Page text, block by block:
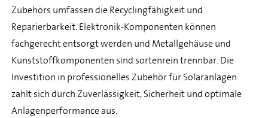
Zubehörs umfassen die Recyclingfähigkeit und
Reparierbarkeit. Elektronik-Komponenten können
fachgerecht entsorgt werden und Metallgehäuse und
Kunststoffkomponenten sind sortenrein trennbar. Die
Investition in professionelles Zubehör für Solaranlagen
zahlt sich durch Zuverlässigkeit, Sicherheit und optimale
Anlagenperformance aus.